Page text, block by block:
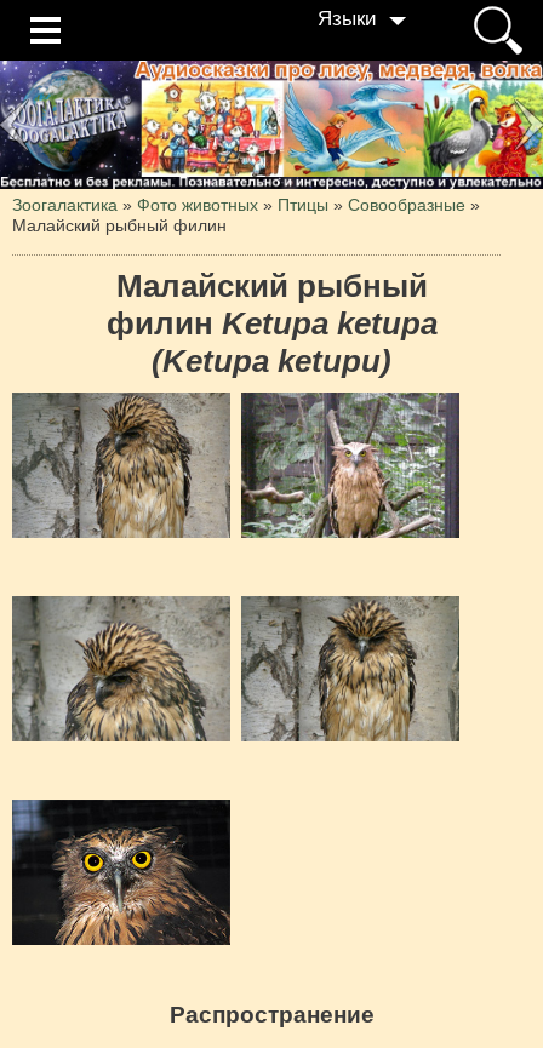
Языки
Зоогалактика » Фото животных » Птицы » Совообразные »
Малайский рыбный филин
Малайский рыбный
филин Ketupa ketupa
(Ketupa ketupu)
Распространение